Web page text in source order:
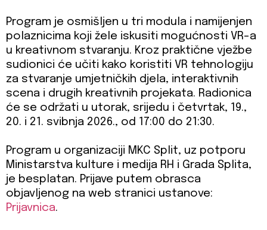
Program je osmišljen u tri modula i namijenjen
polaznicima koji žele iskusiti mogućnosti VR-a
u kreativnom stvaranju. Kroz praktične vježbe
sudionici će učiti kako koristiti VR tehnologiju
za stvaranje umjetničkih djela, interaktivnih
scena i drugih kreativnih projekata. Radionica
će se održati u utorak, srijedu i četvrtak, 19.,
20. i 21. svibnja 2026., od 17:00 do 21:30.
Program u organizaciji MKC Split, uz potporu
Ministarstva kulture i medija RH i Grada Splita,
je besplatan. Prijave putem obrasca
objavljenog na web stranici ustanove:
Prijavnica.